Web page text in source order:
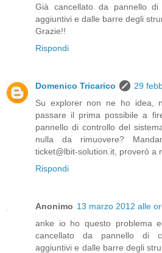
Già cancellato da pannello
aggiuntivi e dalle barre degli
Grazie!!
Rispondi
Domenico Tricarico
29
Su explorer non ne ho idea,
passare il prima possibile a
pannello di controllo del
nulla da rimuovere?
ticket@lbit-solution.it, proverò a
Rispondi
Anonimo 13 marzo 2012 alle
anke io ho questo problema
cancellato da pannello di
aggiuntivi e dalle barre degli